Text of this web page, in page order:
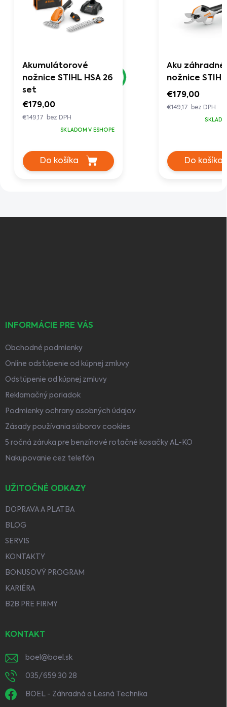
Akumulátorové
nožnice STIHL HSA 26
set
€179,00
€149,17 bez DPH
SKLADOM V ESHOPE
Do košíka
Aku záhradné
nožnice STIHL
€179,00
€149,17 bez DPH
Do košíka
INFORMÁCIE PRE VÁS
Obchodné podmienky
Online odstúpenie od kúpnej zmluvy
Odstúpenie od kúpnej zmluvy
Reklamačný poriadok
Podmienky ochrany osobných údajov
Zásady používania súborov cookies
5 ročná záruka pre benzínové rotačné kosačky AL-KO
Nakupovanie cez telefón
UŽITOČNÉ ODKAZY
DOPRAVA A PLATBA
BLOG
SERVIS
KONTAKTY
BONUSOVÝ PROGRAM
KARIÉRA
B2B PRE FIRMY
KONTAKT
boel @ boel.sk
035/659 30 28
BOEL - Záhradná a Lesná Technika